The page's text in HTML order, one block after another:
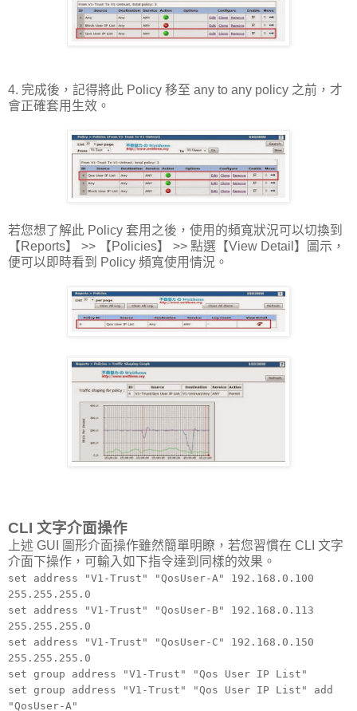
4. 完成後，記得將此 Policy 移至 any to any policy 之前，才
會正確套用生效。
若您想了解此 Policy 套用之後，使用的頻寬狀況可以切換到
【Reports】 >> 【Policies】 >> 點選【View Detail】圖示，
便可以即時看到 Policy 頻寬使用情況。
CLI 文字介面操作
上述 GUI 圖形介面操作雖然簡單明瞭，若您習慣在 CLI 文字
介面下操作，可輸入如下指令達到同樣的效果。
set address "V1-Trust" "QosUser-A" 192.168.0.100
255.255.255.0
set address "V1-Trust" "QosUser-B" 192.168.0.113
255.255.255.0
set address "V1-Trust" "QosUser-C" 192.168.0.150
255.255.255.0
set group address "V1-Trust" "Qos User IP List"
set group address "V1-Trust" "Qos User IP List" add
"QosUser-A"